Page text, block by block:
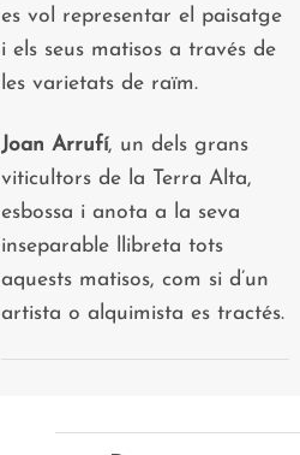
es vol representar el paisatge
i els seus matisos a través de
les varietats de raïm.
Joan Arrufí, un dels grans
viticultors de la Terra Alta,
esbossa i anota a la seva
inseparable llibreta tots
aquests matisos, com si d’un
artista o alquimista es tractés.